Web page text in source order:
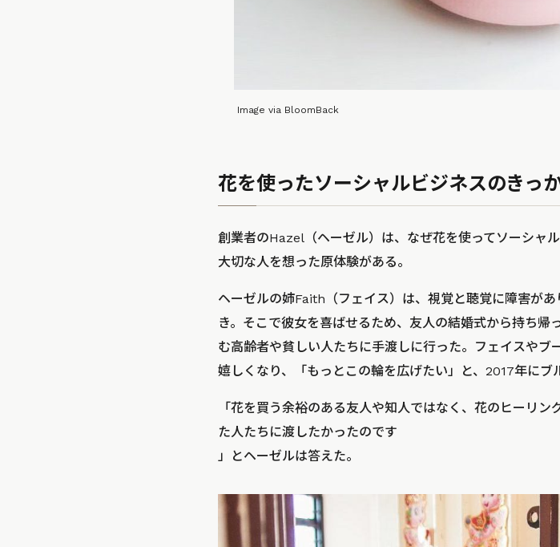
Image via BloomBack
花を使ったソーシャルビジネスのきっ
創業者のHazel（ヘーゼル）は、なぜ花を使ってソーシャ
大切な人を想った原体験がある。
ヘーゼルの姉Faith（フェイス）は、視覚と聴覚に障害が
き。そこで彼女を喜ばせるため、友人の結婚式から持ち
む高齢者や貧しい人たちに手渡しに行った。フェイスや
嬉しくなり、「もっとこの輪を広げたい」と、2017年にブ
「花を買う余裕のある友人や知人ではなく、花のヒーリ
た人たちに渡したかったのです
」とヘーゼルは答えた。